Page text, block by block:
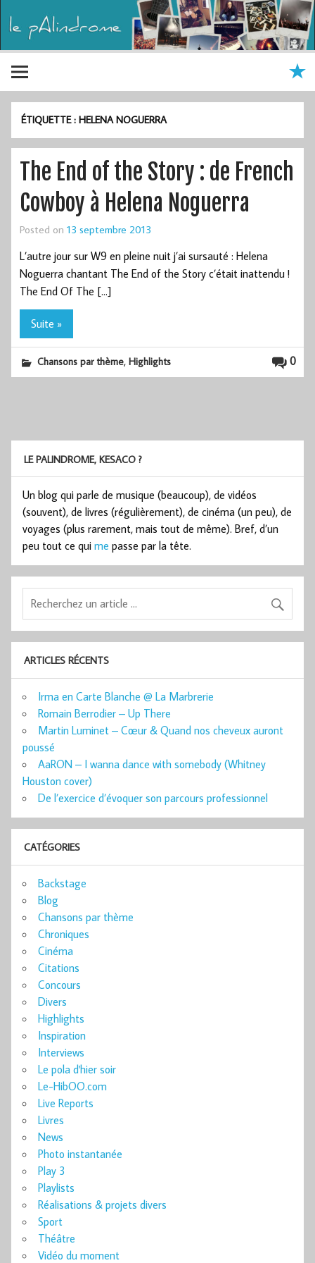
ÉTIQUETTE :HELENA NOGUERRA
The End of the Story : de French
Cowboy à Helena Noguerra
Posted on 13 septembre 2013
L’autre jour sur W9 en pleine nuit j’ai sursauté : Helena
Noguerra chantant The End of the Story c’était inattendu !
The End Of The […]
Suite »
0
Chansons par thème,Highlights
LE PALINDROME, KESACO ?
Un blog qui parle de musique (beaucoup), de vidéos
(souvent), de livres (régulièrement), de cinéma (un peu), de
voyages (plus rarement, mais tout de même). Bref, d’un
peu tout ce qui me passe par la tête.
ARTICLES RÉCENTS
Irma en Carte Blanche @ La Marbrerie
Romain Berrodier – Up There
Martin Luminet – Cœur & Quand nos cheveux auront
poussé
AaRON – I wanna dance with somebody (Whitney
Houston cover)
De l’exercice d’évoquer son parcours professionnel
CATÉGORIES
Backstage
Blog
Chansons par thème
Chroniques
Cinéma
Citations
Concours
Divers
Highlights
Inspiration
Interviews
Le pola d'hier soir
Le-HibOO.com
Live Reports
Livres
News
Photo instantanée
Play 3
Playlists
Réalisations & projets divers
Sport
Théâtre
Vidéo du moment